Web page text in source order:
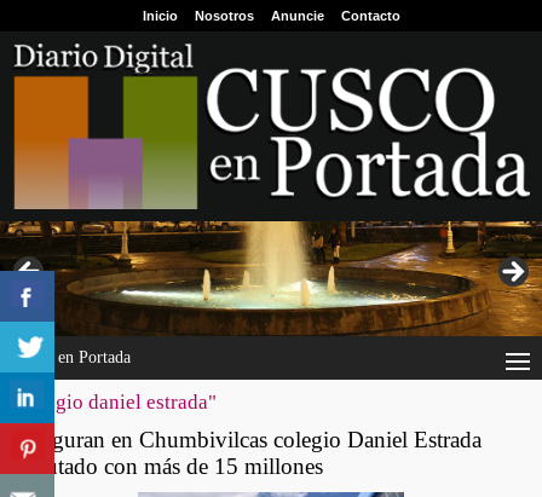
Inicio Nosotros Anuncie Contacto
Cusco en Portada
"colegio daniel estrada"
Inauguran en Chumbivilcas colegio Daniel Estrada
ejecutado con más de 15 millones